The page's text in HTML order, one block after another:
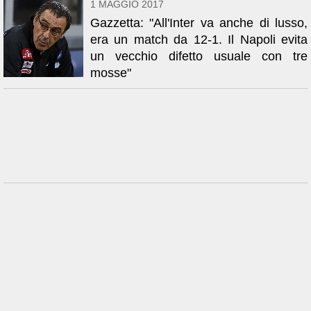
1 MAGGIO 2017
Gazzetta: "All'Inter va anche di lusso,
era un match da 12-1. Il Napoli evita
un vecchio difetto usuale con tre
mosse"